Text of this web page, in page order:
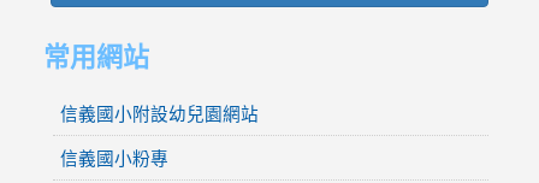
常用網站
信義國小附設幼兒園網站
信義國小粉專